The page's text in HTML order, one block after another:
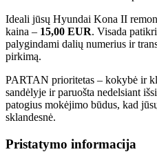
Ideali jūsų Hyundai Kona II
kaina – 15,00 EUR. Visada
palygindami dalių numerius ir
pirkimą.
PARTAN prioritetas – kokybė ir
sandėlyje ir paruošta nedelsiant
patogius mokėjimo būdus, kad
sklandesnė.
Pristatymo informacija